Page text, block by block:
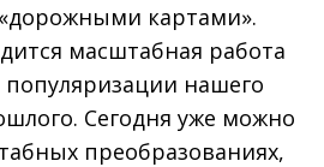
картами».
масштабная работа
нашего
Сегодня уже можно
преобразованиях,